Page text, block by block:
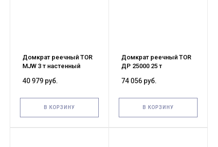
Домкрат реечный TOR
MJW 3 т настенный
40 979 руб.
В КОРЗИНУ
Домкрат реечный TOR
ДР 25000 25 т
74 056 руб.
В КОРЗИНУ